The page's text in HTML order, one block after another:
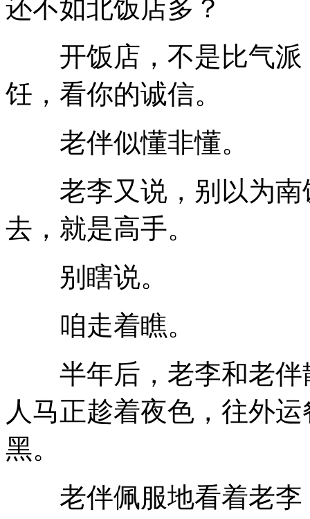
还不如北饭店多？
开饭店，不是比气派
饪，看你的诚信。
老伴似懂非懂。
老李又说，别以为南
去，就是高手。
别瞎说。
咱走着瞧。
半年后，老李和老伴
人马正趁着夜色，往外
黑。
老伴佩服地看着老李